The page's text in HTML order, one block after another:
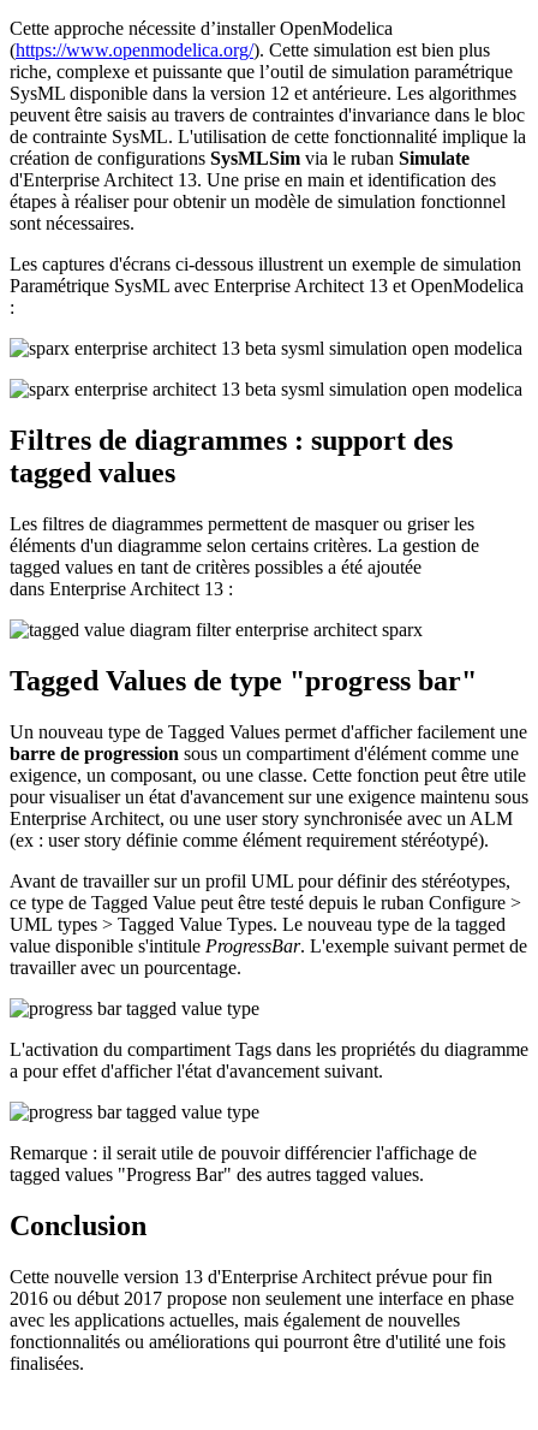
Cette approche nécessite d’installer OpenModelica
(https://www.openmodelica.org/). Cette simulation est bien plus
riche, complexe et puissante que l’outil de simulation paramétrique
SysML disponible dans la version 12 et antérieure. Les algorithmes
peuvent être saisis au travers de contraintes d'invariance dans le bloc
de contrainte SysML. L'utilisation de cette fonctionnalité implique la
création de configurations SysMLSim via le ruban Simulate
d'Enterprise Architect 13. Une prise en main et identification des
étapes à réaliser pour obtenir un modèle de simulation fonctionnel
sont nécessaires.
Les captures d'écrans ci-dessous illustrent un exemple de simulation
Paramétrique SysML avec Enterprise Architect 13 et OpenModelica
:
Filtres de diagrammes : support des
tagged values
Les filtres de diagrammes permettent de masquer ou griser les
éléments d'un diagramme selon certains critères. La gestion de
tagged values en tant de critères possibles a été ajoutée
dans Enterprise Architect 13 :
Tagged Values de type "progress bar"
Un nouveau type de Tagged Values permet d'afficher facilement une
barre de progression sous un compartiment d'élément comme une
exigence, un composant, ou une classe. Cette fonction peut être utile
pour visualiser un état d'avancement sur une exigence maintenu sous
Enterprise Architect, ou une user story synchronisée avec un ALM
(ex : user story définie comme élément requirement stéréotypé).
Avant de travailler sur un profil UML pour définir des stéréotypes,
ce type de Tagged Value peut être testé depuis le ruban Configure >
UML types > Tagged Value Types. Le nouveau type de la tagged
value disponible s'intitule ProgressBar. L'exemple suivant permet de
travailler avec un pourcentage.
L'activation du compartiment Tags dans les propriétés du diagramme
a pour effet d'afficher l'état d'avancement suivant.
Remarque : il serait utile de pouvoir différencier l'affichage de
tagged values "Progress Bar" des autres tagged values.
Conclusion
Cette nouvelle version 13 d'Enterprise Architect prévue pour fin
2016 ou début 2017 propose non seulement une interface en phase
avec les applications actuelles, mais également de nouvelles
fonctionnalités ou améliorations qui pourront être d'utilité une fois
finalisées.